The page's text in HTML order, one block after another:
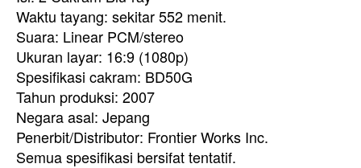
Waktu tayang: sekitar 552 menit.
Suara: Linear PCM/stereo
Ukuran layar: 16:9 (1080p)
Spesifikasi cakram: BD50G
Tahun produksi: 2007
Negara asal: Jepang
Penerbit/Distributor: Frontier Works Inc.
Semua spesifikasi bersifat tentatif.